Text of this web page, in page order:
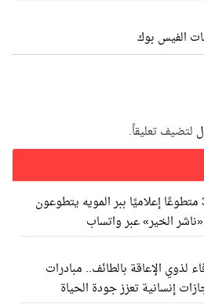
الفيس بوك
لتضيف تعليقاً.
أكثر من 30 متطوعًا إعلاميًا ببر المويه يتطوعون
الخير» عبر واتساب
لذوي الإعاقة بالطائف.. مبادرات
إنسانية تعزز جودة الحياة